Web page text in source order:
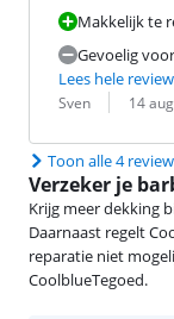
Makkelijk te
Gevoelig
Lees hele review
Beoordeling door:
Sven
Datum: 14
Toon alle 4
Verzeker je
Krijg meer dekking
Daarnaast regelt
reparatie niet
CoolblueTegoed.